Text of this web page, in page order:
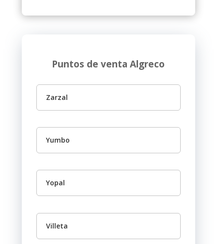
Puntos de venta Algreco
Zarzal
Yumbo
Yopal
Villeta